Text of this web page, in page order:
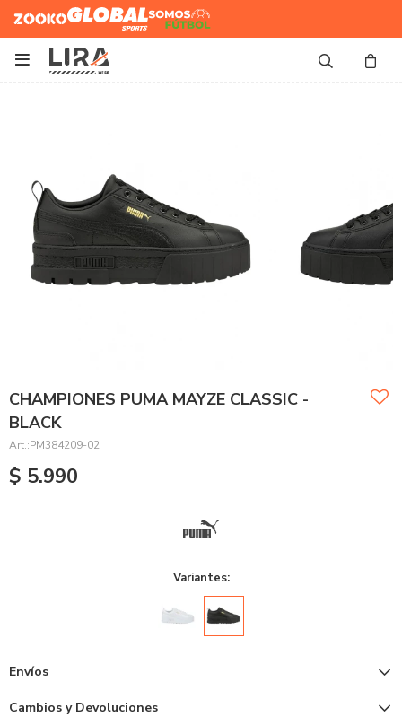
Zooko Global Sports
Somos
Futbol

CHAMPIONES PUMA MAYZE CLASSIC -
BLACK
PM384209-02
$ 5.990
Variantes:
Envíos
Cambios y Devoluciones